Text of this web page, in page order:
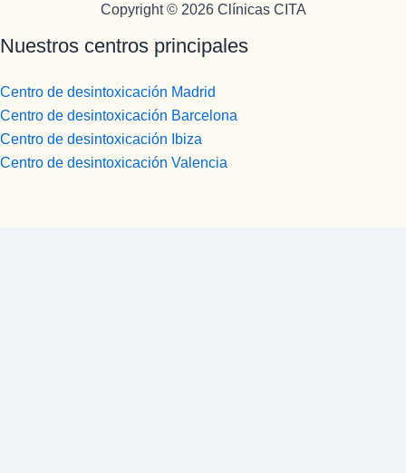
Copyright © 2026 Clínicas CITA
Nuestros centros principales
Centro de desintoxicación Madrid
Centro de desintoxicación Barcelona
Centro de desintoxicación Ibiza
Centro de desintoxicación Valencia